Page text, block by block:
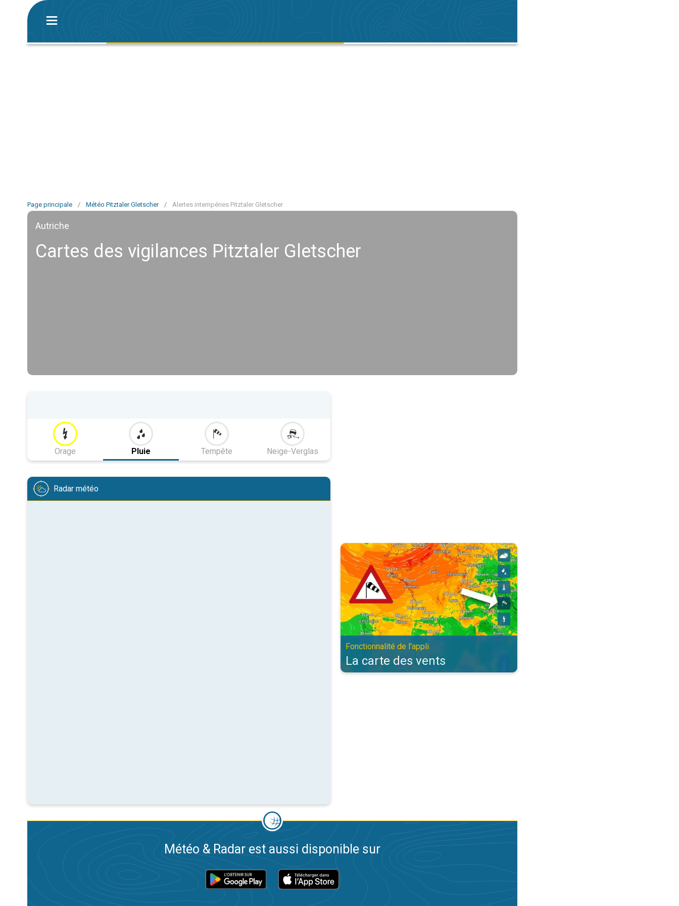
Page principale / Météo Pitztaler Gletscher / Alertes intempéries Pitztaler Gletscher
Autriche
Cartes des vigilances Pitztaler Gletscher
Orage Pluie Tempête Neige-Verglas
Radar météo
La carte des vents. Fonctionnalité de l'appli. . .
Fonctionnalité de l'appli
La carte des vents
Météo & Radar est aussi disponible sur